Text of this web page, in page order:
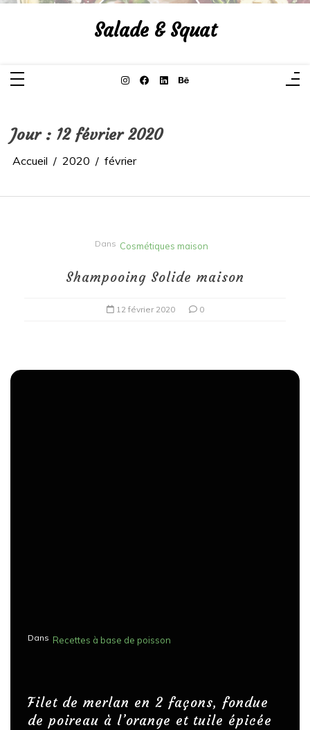
Aller
Salade & Squat
Jour : 12 février 2020
Accueil 2020 février
Dans Cosmétiques maison
Shampooing Solide maison
12 février 2020 0
Dans Recettes à base de poisson
Filet de merlan en 2 façons, fondue
de poireau à l’orange et tuile épicée